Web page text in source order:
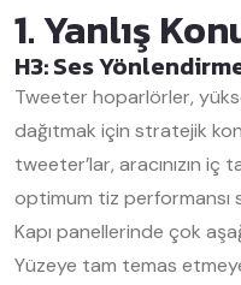
1. Yanlış
H3: Ses
Tweeter hoparlörler,
dağıtmak için stratejik
tweeter’lar, aracınızın iç
optimum tiz performansı
Kapı panellerinde çok
Yüzeye tam temas